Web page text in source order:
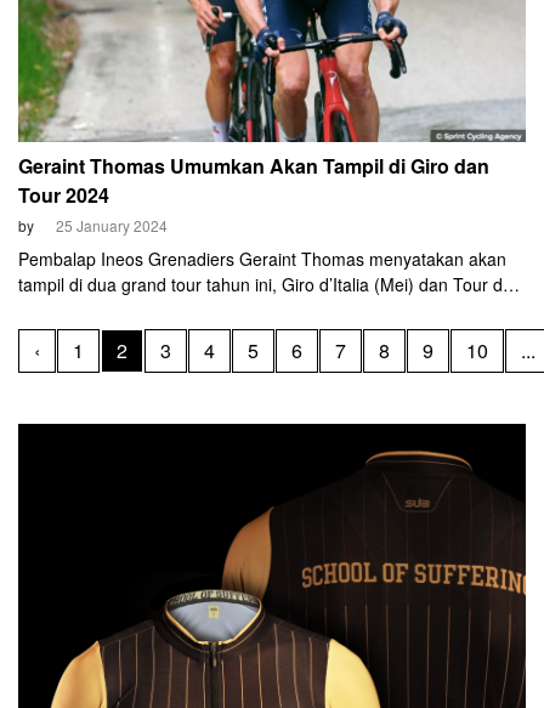
Geraint Thomas Umumkan Akan Tampil di Giro dan
Tour 2024
by 25 January 2024
Pembalap Ineos Grenadiers Geraint Thomas menyatakan akan
tampil di dua grand tour tahun ini, Giro d’Italia (Mei) dan Tour de
‹ 1 2 3 4 5 6 7 8 9 10 ...